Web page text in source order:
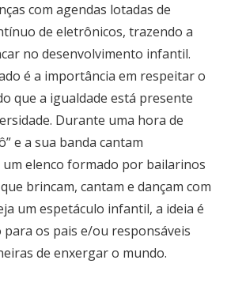
com agendas lotadas de
de eletrônicos, trazendo a
no desenvolvimento infantil.
é a importância em respeitar o
que a igualdade está presente
Durante uma hora de
e a sua banda cantam
elenco formado por bailarinos
brincam, cantam e dançam com
um espetáculo infantil, a ideia é
os pais e/ou responsáveis
de enxergar o mundo.